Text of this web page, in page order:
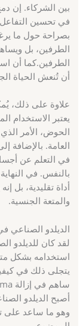
بين الشركاء. إن
في تحسين التفاعل
بصراحة حول ما
الطرفين، بل
الطرفين.كما أن
أن تُنعش الحياة
علاوة على ذلك،
يعتبر الاستخدام
الحوض، الأمر
العامة. بالإضافة
في التعلم عن
بالنفس. في
أداة تقليدية، بل
والمتعة الجنسية.
الديلدو الصناعي
لقد كان للديلدو
استخدامه بشكل
يتجلى ذلك في
أصبح الديلدو
وهو ما ساعد على